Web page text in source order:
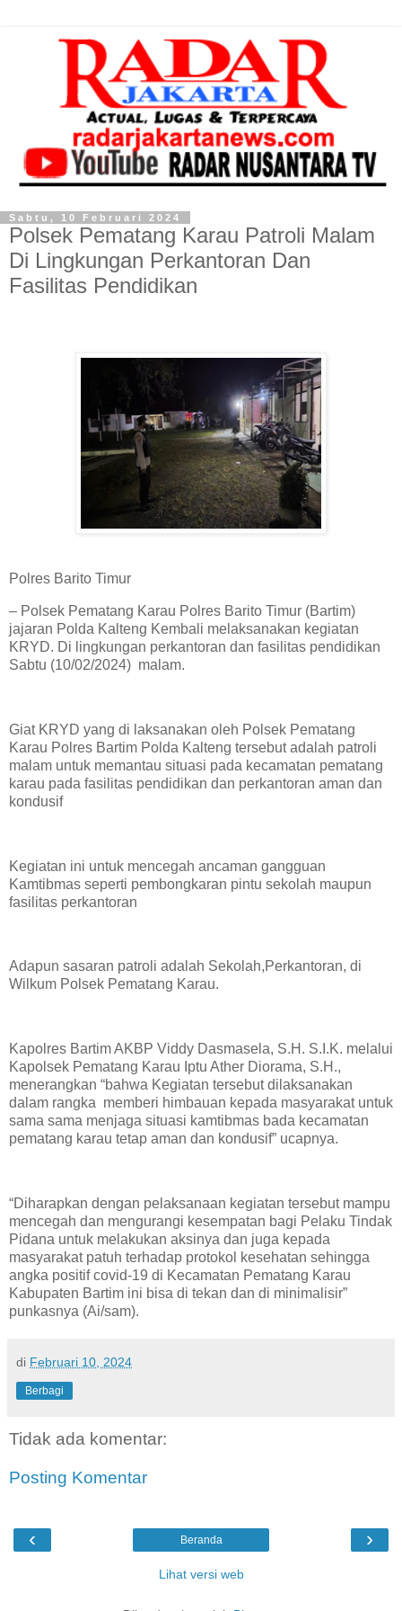
Sabtu, 10 Februari 2024
Polsek Pematang Karau Patroli Malam
Di Lingkungan Perkantoran Dan
Fasilitas Pendidikan
Polres Barito Timur
– Polsek Pematang Karau Polres Barito Timur (Bartim)
jajaran Polda Kalteng Kembali melaksanakan kegiatan
KRYD. Di lingkungan perkantoran dan fasilitas pendidikan
Sabtu (10/02/2024) malam.
Giat KRYD yang di laksanakan oleh Polsek Pematang
Karau Polres Bartim Polda Kalteng tersebut adalah patroli
malam untuk memantau situasi pada kecamatan pematang
karau pada fasilitas pendidikan dan perkantoran aman dan
kondusif
Kegiatan ini untuk mencegah ancaman gangguan
Kamtibmas seperti pembongkaran pintu sekolah maupun
fasilitas perkantoran
Adapun sasaran patroli adalah Sekolah,Perkantoran, di
Wilkum Polsek Pematang Karau.
Kapolres Bartim AKBP Viddy Dasmasela, S.H. S.I.K. melalui
Kapolsek Pematang Karau Iptu Ather Diorama, S.H.,
menerangkan “bahwa Kegiatan tersebut dilaksanakan
dalam rangka memberi himbauan kepada masyarakat untuk
sama sama menjaga situasi kamtibmas bada kecamatan
pematang karau tetap aman dan kondusif” ucapnya.
“Diharapkan dengan pelaksanaan kegiatan tersebut mampu
mencegah dan mengurangi kesempatan bagi Pelaku Tindak
Pidana untuk melakukan aksinya dan juga kepada
masyarakat patuh terhadap protokol kesehatan sehingga
angka positif covid-19 di Kecamatan Pematang Karau
Kabupaten Bartim ini bisa di tekan dan di minimalisir”
punkasnya (Ai/sam).
di Februari 10, 2024
Berbagi
Tidak ada komentar:
Posting Komentar
‹ ›
Beranda
Lihat versi web